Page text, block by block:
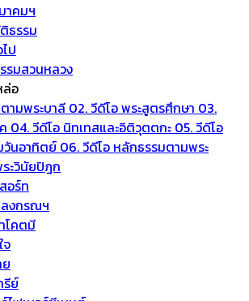
าคมฯ
ธรรม
ป
รมสวนหลวง
ล่อ
ามพระบาลี 02. วีดีโอ พระสูตรศึกษา 03.
04. วีดีโอ นิทเทสและอิติวุตตกะ 05. วีดีโอ
วันอาทิตย์ 06. วีดีโอ หลักธรรมตามพระ
ะวินัยปิฎก
อร์ท
ลงกรณฯ
โคตมี
จ
รีย์